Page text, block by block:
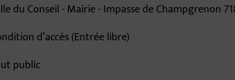
du Conseil - Mairie - Impasse de Champgrenon
d’accès (Entrée libre)
public